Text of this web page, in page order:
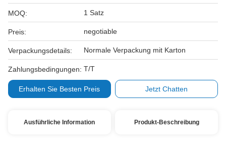
MOQ: 1 Satz
Preis: negotiable
Verpackungsdetails: Normale Verpackung mit Karton
Zahlungsbedingungen: T/T
Erhalten Sie Besten Preis Jetzt Chatten
Ausführliche Information Produkt-Beschreibung